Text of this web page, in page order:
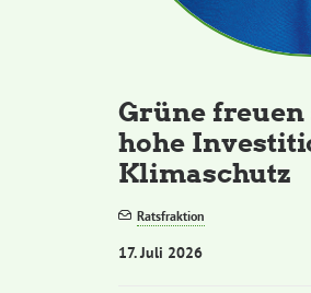
Grüne freuen
hohe
Klimaschutz
Ratsfraktion
17. Juli 2026